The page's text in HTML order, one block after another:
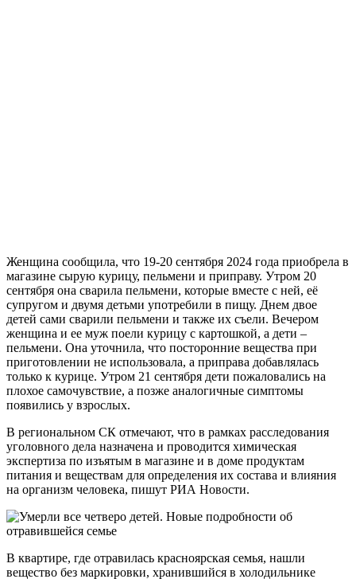
Женщина сообщила, что 19-20 сентября 2024 года приобрела в
магазине сырую курицу, пельмени и приправу. Утром 20
сентября она сварила пельмени, которые вместе с ней, её
супругом и двумя детьми употребили в пищу. Днем двое
детей сами сварили пельмени и также их съели. Вечером
женщина и ее муж поели курицу с картошкой, а дети –
пельмени. Она уточнила, что посторонние вещества при
приготовлении не использовала, а приправа добавлялась
только к курице. Утром 21 сентября дети пожаловались на
плохое самочувствие, а позже аналогичные симптомы
появились у взрослых.
В региональном СК отмечают, что в рамках расследования
уголовного дела назначена и проводится химическая
экспертиза по изъятым в магазине и в доме продуктам
питания и веществам для определения их состава и влияния
на организм человека, пишут РИА Новости.
В квартире, где отравилась красноярская семья, нашли
вещество без маркировки, хранившийся в холодильнике